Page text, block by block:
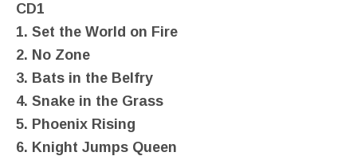
CD1
1. Set the World on Fire
2. No Zone
3. Bats in the Belfry
4. Snake in the Grass
5. Phoenix Rising
6. Knight Jumps Queen